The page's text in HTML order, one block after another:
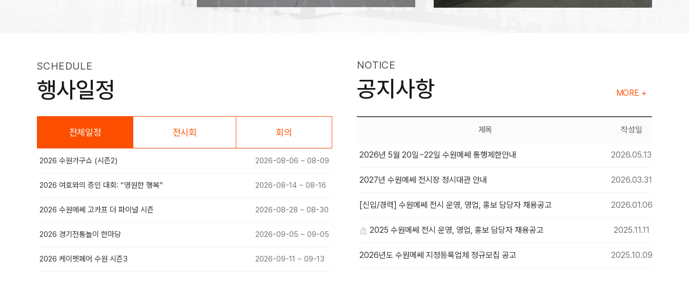
SCHEDULE
행사일정
전체일정 전시회 회의
2026 수원가구쇼 (시즌2) 2026-08-06 ~ 08-09
2026 여호와의 증인 대회: “영원한 행복” 2026-08-14 ~ 08-16
2026 수원메쎄 고카프 더 파이널 시즌 2026-08-28 ~ 08-30
2026 경기전통놀이 한마당 2026-09-05 ~ 09-05
2026 케이펫페어 수원 시즌3 2026-09-11 ~ 09-13
NOTICE
공지사항 MORE +
제목 작성일
2026년 5월 20일~22일 수원메쎄 통행제한안내 2026.05.13
2027년 수원메쎄 전시장 정시대관 안내 2026.03.31
[신입/경력] 수원메쎄 전시 운영, 영업, 홍보 담당자 채용공고 2026.01.06
2025 수원메쎄 전시 운영, 영업, 홍보 담당자 채용공고 2025.11.11
2026년도 수원메쎄 지정등록업체 정규모집 공고 2025.10.09